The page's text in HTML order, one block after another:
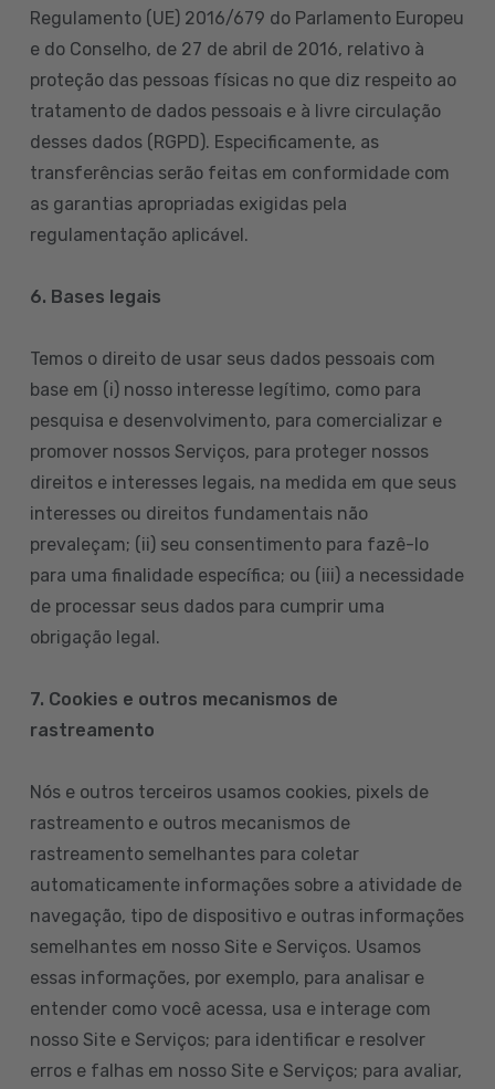
Regulamento (UE) 2016/679 do Parlamento Europeu
e do Conselho, de 27 de abril de 2016, relativo à
proteção das pessoas físicas no que diz respeito ao
tratamento de dados pessoais e à livre circulação
desses dados (RGPD). Especificamente, as
transferências serão feitas em conformidade com
as garantias apropriadas exigidas pela
regulamentação aplicável.
6. Bases legais
Temos o direito de usar seus dados pessoais com
base em (i) nosso interesse legítimo, como para
pesquisa e desenvolvimento, para comercializar e
promover nossos Serviços, para proteger nossos
direitos e interesses legais, na medida em que seus
interesses ou direitos fundamentais não
prevaleçam; (ii) seu consentimento para fazê-lo
para uma finalidade específica; ou (iii) a necessidade
de processar seus dados para cumprir uma
obrigação legal.
7. Cookies e outros mecanismos de
rastreamento
Nós e outros terceiros usamos cookies, pixels de
rastreamento e outros mecanismos de
rastreamento semelhantes para coletar
automaticamente informações sobre a atividade de
navegação, tipo de dispositivo e outras informações
semelhantes em nosso Site e Serviços. Usamos
essas informações, por exemplo, para analisar e
entender como você acessa, usa e interage com
nosso Site e Serviços; para identificar e resolver
erros e falhas em nosso Site e Serviços; para avaliar,